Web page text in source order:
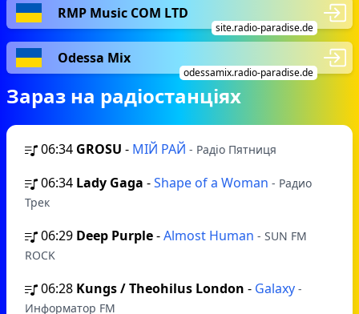
RMP Music COM LTD
site.radio-paradise.de
Odessa Mix
odessamix.radio-paradise.de
Зараз на радіостанціях
06:34 GROSU - МІЙ РАЙ - Радіо Пятниця
06:34 Lady Gaga -Shape of a Woman - Радио
Трек
06:29 Deep Purple-Almost Human - SUN FM
ROCK
06:28 Kungs / Theohilus London - Galaxy -
Информатор FM